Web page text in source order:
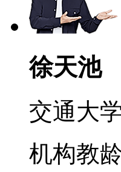
徐天池
交通大
机构教